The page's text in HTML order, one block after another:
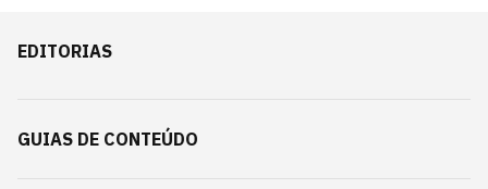
EDITORIAS
GUIAS DE CONTEÚDO